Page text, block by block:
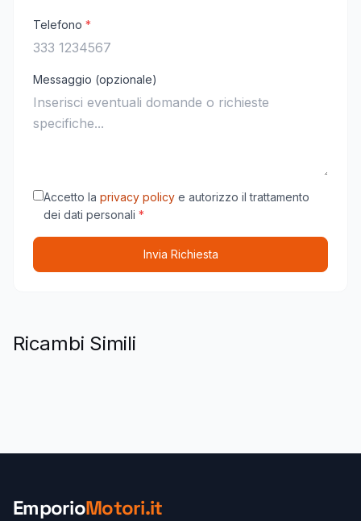
Telefono *
Messaggio (opzionale)
Accetto la privacy policy e autorizzo il trattamento
dei dati personali *
Invia Richiesta
Ricambi Simili
EmporioMotori.it